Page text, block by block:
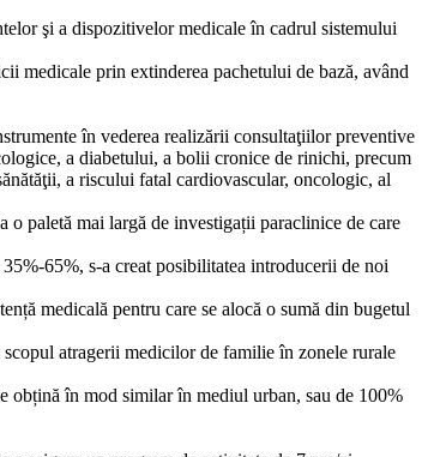
şi a dispozitivelor medicale în cadrul sistemului
medicale prin extinderea pachetului de bază, având
în vederea realizării consultaţiilor preventive
a diabetului, a bolii cronice de rinichi, precum
a riscului fatal cardiovascular, oncologic, al
paletă mai largă de investigații paraclinice de care
65%, s-a creat posibilitatea introducerii de noi
medicală pentru care se alocă o sumă din bugetul
atragerii medicilor de familie în zonele rurale
obțină în mod similar în mediul urban, sau de 100%